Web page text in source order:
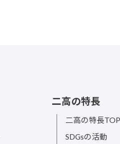
二高の特長
二高の特長TOP
SDGsの活動